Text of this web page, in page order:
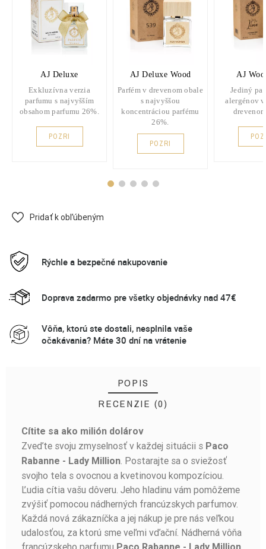
AJ Deluxe
Exkluzívna verzia
parfumu s najvyšším
obsahom parfumu 26%.
POZRI
AJ Deluxe Wood
Parfém v drevenom obale
s najvyššou
koncentráciou parfému
26%.
POZRI
AJ
Jediný
alergénov
Pridať k obľúbeným
Rýchle a bezpečné nakupovanie
Doprava zadarmo pre všetky objednávky nad 47€
Vôňa, ktorú ste dostali, nesplnila vaše
očakávania? Máte 30 dní na vrátenie
POPIS
RECENZIE (0)
Cítite sa ako milión dolárov
Zveďte svoju zmyselnosť v každej situácii s Paco
Rabanne - Lady Million. Postarajte sa o sviežosť
svojho tela s ovocnou a kvetinovou kompozíciou.
Ľudia cítia vašu dôveru. Jeho hladinu vám pomôžeme
zvýšiť pomocou nádherných francúzskych parfumov.
Každá nová zákazníčka a jej nákup je pre nás veľkou
udalosťou, za ktorú sme veľmi vďační. Nádherná vôňa
BUĎTE PRVÝ, KTO NAPÍŠE RECENZIU!